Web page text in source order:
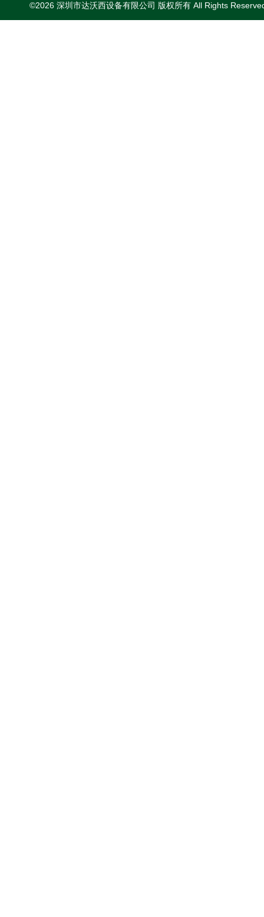
©2026 深圳市达沃西设备有限公司 版权所有 All Rights